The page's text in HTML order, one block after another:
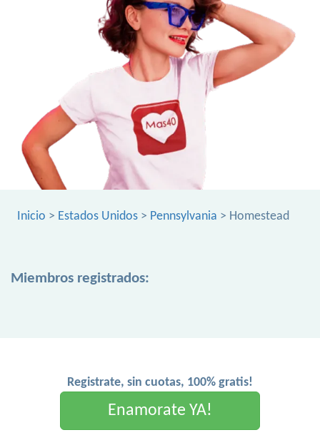
Inicio > Estados Unidos > Pennsylvania > Homestead
Miembros registrados:
Registrate, sin cuotas, 100% gratis!
Enamorate YA!